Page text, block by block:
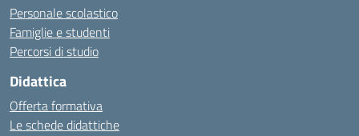
Personale scolastico
Famiglie e studenti
Percorsi di studio
Didattica
Offerta formativa
Le schede didattiche